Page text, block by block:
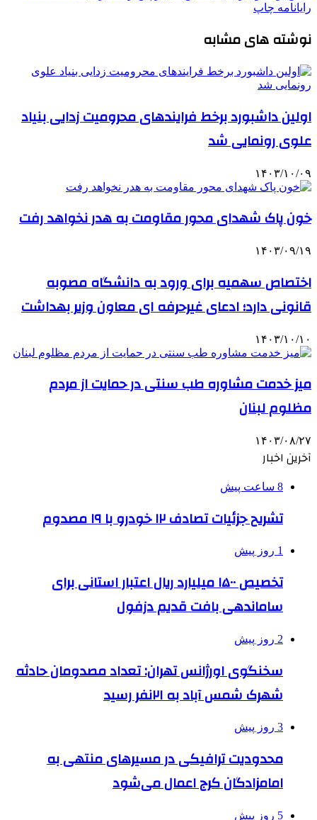
رایانامه چاپ
نوشته های مشابه
اولین داشبورد برخط فرایندهای محرومیت زدایی بنیاد
علوی رونمایی شد
۱۴۰۳/۱۰/۰۹
خون پاک شهدای محور مقاومت به هدر نخواهد رفت
۱۴۰۳/۰۹/۱۹
اختصاص سهمیه برای ورود به دانشگاه مصوبه
قانونی دارد؛ ادعای غیرحرفه ای معاون وزیر بهداشت
۱۴۰۳/۱۰/۱۰
میز خدمت مشاوره طب سنتی در حمایت از مردم
مظلوم لبنان
۱۴۰۳/۰۸/۲۷
آخرین اخبار
8 ساعت پیش
تشریح جزئیات تصادف ۱۲ خودرو با ۱۹ مصدوم
1 روز پیش
تخصیص ۱۵۰۰ میلیارد ریال اعتبار استانی برای
ساماندهی بافت قدیم دزفول
2 روز پیش
سخنگوی اورژانس تهران: تعداد مصدومان حادثه
شهرک شمس آباد به ۲۱نفر رسید
3 روز پیش
محدودیت ترافیکی در مسیرهای منتهی به
امامزادگان کرج اعمال می‌شود
5 روز پیش